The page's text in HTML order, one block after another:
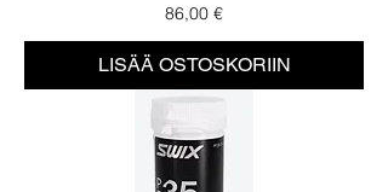
Hinta
86,00 €
LISÄÄ OSTOSKORIIN